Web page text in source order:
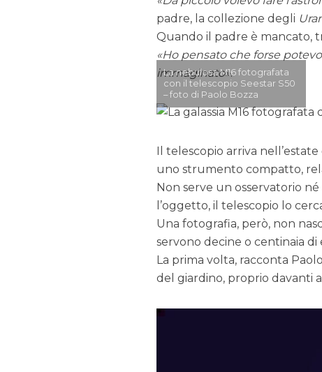
padre, la collezione degli
Quando il padre è mancato,
Ho pensato che forse
immaginato .
La nebulosa M16 fotografata
con il telescopio Seestar S50
– foto di Paolo Bozza
Il telescopio arriva
uno strumento compatto,
Non serve un osservatorio
l’oggetto, il telescopio lo
Una fotografia, però, non
servono decine o centinaia
La prima volta, racconta
del giardino, proprio davanti